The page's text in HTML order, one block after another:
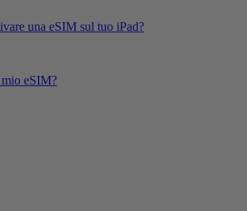
una eSIM sul tuo iPad?
eSIM?